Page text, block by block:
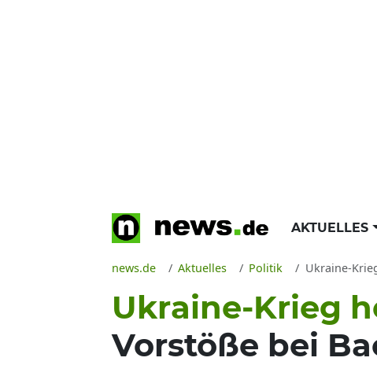
AKTUELLES
news.de Aktuelles Politik Ukraine-
Ukraine-Krieg
Vorstöße bei